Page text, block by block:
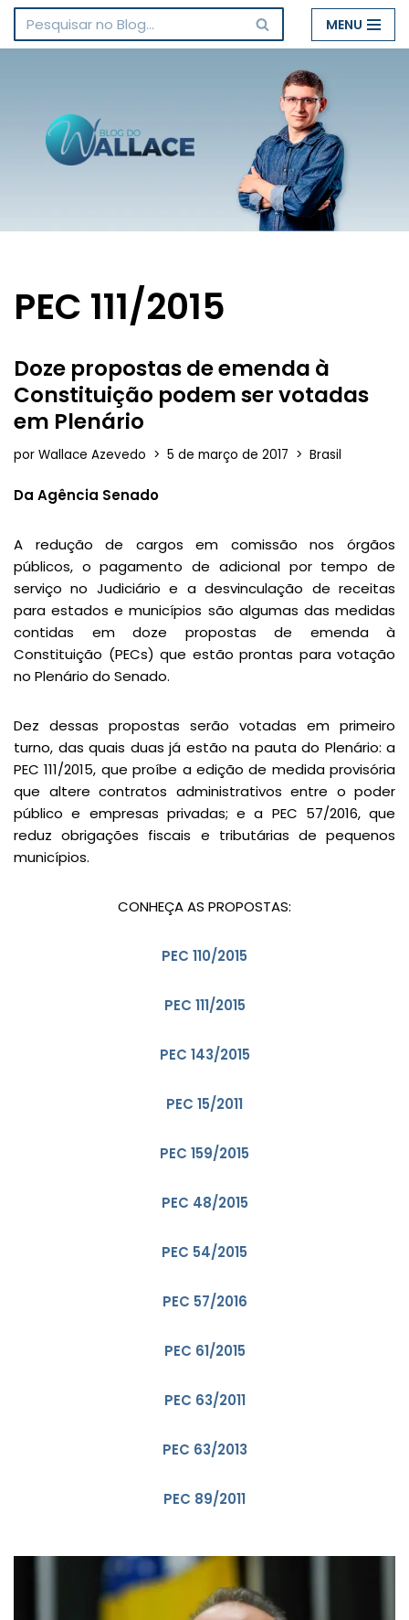
Pular
conteúdo
MENU
PEC 111/2015
Doze propostas de emenda à
Constituição podem ser votadas
em Plenário
por Wallace Azevedo 5 de março de 2017 Brasil
Da Agência Senado
A redução de cargos em comissão nos órgãos
públicos, o pagamento de adicional por tempo de
serviço no Judiciário e a desvinculação de receitas
para estados e municípios são algumas das medidas
contidas em doze propostas de emenda à
Constituição (PECs) que estão prontas para votação
no Plenário do Senado.
Dez dessas propostas serão votadas em primeiro
turno, das quais duas já estão na pauta do Plenário: a
PEC 111/2015, que proíbe a edição de medida provisória
que altere contratos administrativos entre o poder
público e empresas privadas; e a PEC 57/2016, que
reduz obrigações fiscais e tributárias de pequenos
municípios.
CONHEÇA AS PROPOSTAS:
PEC 110/2015
PEC 111/2015
PEC 143/2015
PEC 15/2011
PEC 159/2015
PEC 48/2015
PEC 54/2015
PEC 57/2016
PEC 61/2015
PEC 63/2011
PEC 63/2013
PEC 89/2011